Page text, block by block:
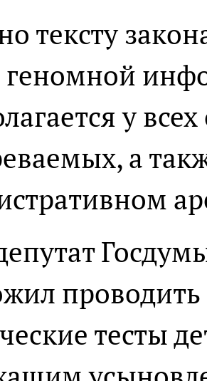
тексту
геномной
у
а
проводить
тесты